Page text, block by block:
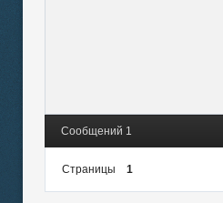
Сообщений 1
Страницы 1